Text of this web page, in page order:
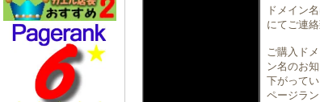
ドメイン
にてご連絡
ご購入ド
ン名のお
下がって
ページラ